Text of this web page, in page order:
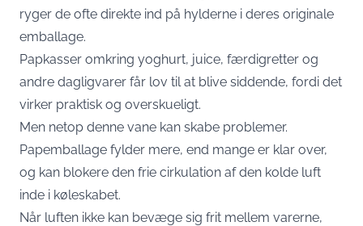
ryger de ofte direkte ind på hylderne i deres originale
emballage.
Papkasser omkring yoghurt, juice, færdigretter og
andre dagligvarer får lov til at blive siddende, fordi det
virker praktisk og overskueligt.
Men netop denne vane kan skabe problemer.
Papemballage fylder mere, end mange er klar over,
og kan blokere den frie cirkulation af den kolde luft
inde i køleskabet.
Når luften ikke kan bevæge sig frit mellem varerne,